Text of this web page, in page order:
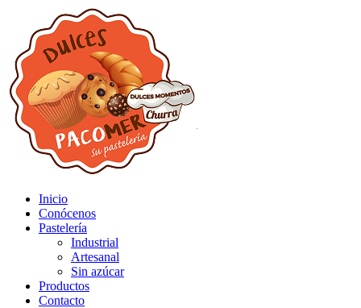
Inicio
Conócenos
Pastelería
Industrial
Artesanal
Sin azúcar
Productos
Contacto